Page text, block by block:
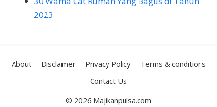
2023
About Disclaimer Privacy Policy
Terms & conditions
Contact Us
© 2026 Majikanpulsa.com